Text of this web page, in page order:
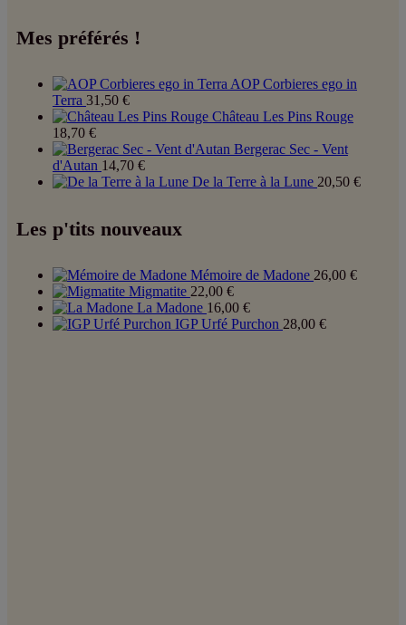
Mes préférés !
AOP Corbieres ego in
Terra 31,50 €
Château Les Pins Rouge
18,70 €
Bergerac Sec - Vent
d'Autan 14,70 €
De la Terre à la Lune 20,50 €
Les p'tits nouveaux
Mémoire de Madone 26,00 €
Migmatite 22,00 €
La Madone 16,00 €
IGP Urfé Purchon 28,00 €